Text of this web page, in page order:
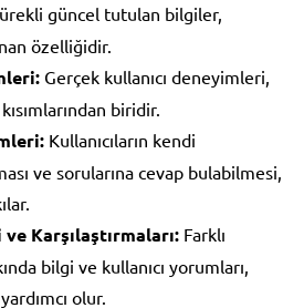
güncel tutulan bilgiler,
özelliğidir.
Gerçek kullanıcı deneyimleri,
biridir.
Kullanıcıların kendi
ve sorularına cevap bulabilmesi,
Karşılaştırmaları: Farklı
bilgi ve kullanıcı yorumları,
olur.